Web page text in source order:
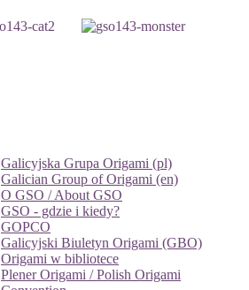
Galicyjska Grupa Origami (pl)
Galician Group of Origami (en)
O GSO / About GSO
GSO - gdzie i kiedy?
GOPCO
Galicyjski Biuletyn Origami (GBO)
Origami w bibliotece
Plener Origami / Polish Origami